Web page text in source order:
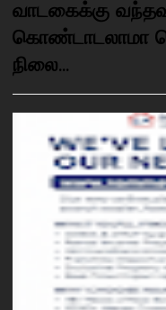
வாடகைக்கு
கொண்டாடலாமா
நிலை...